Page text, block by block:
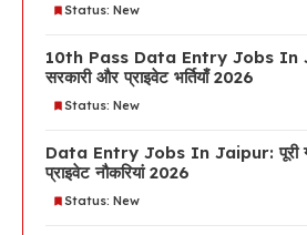
Status: New
10th Pass Data Entry Jobs In
सरकारी और प्राइवेट भर्तियाँ 2026
Status: New
Data Entry Jobs In Jaipur: पूरी
प्राइवेट नौकरियां 2026
Status: New